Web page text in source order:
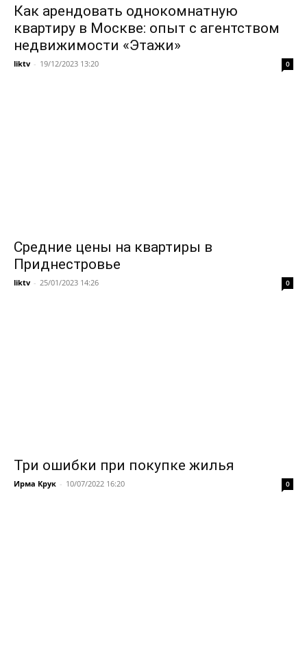
Как арендовать однокомнатную
квартиру в Москве: опыт с агентством
недвижимости «Этажи»
liktv - 19/12/2023 13:20 0
Средние цены на квартиры в
Приднестровье
liktv - 25/01/2023 14:26 0
Три ошибки при покупке жилья
Ирма Крук - 10/07/2022 16:20 0